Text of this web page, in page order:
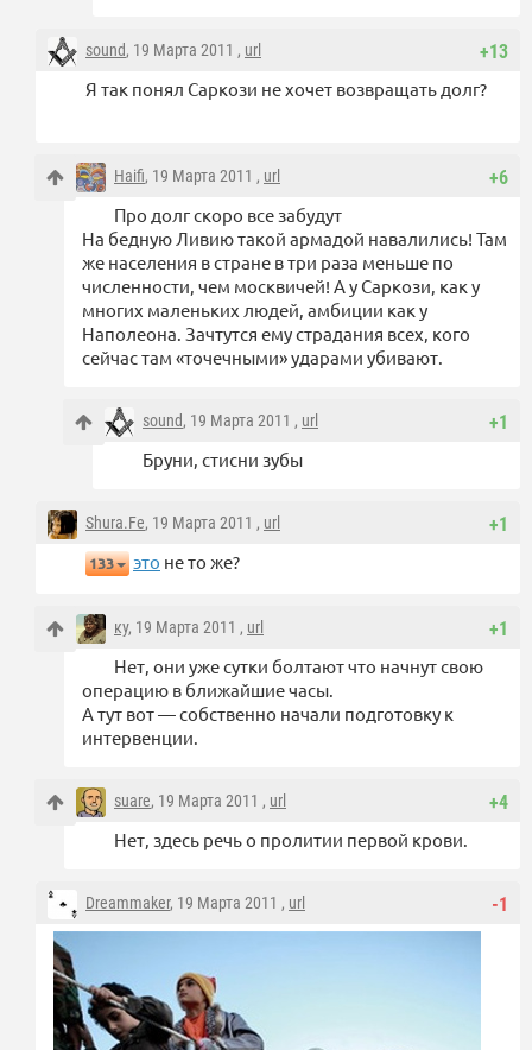
+13
sound, 19 Марта 2011 , url
Я так понял Саркози не хочет возвращать долг?
+6
Haifi, 19 Марта 2011 , url
Про долг скоро все забудут
На бедную Ливию такой армадой навалились! Там
же населения в стране в три раза меньше по
численности, чем москвичей! А у Саркози, как у
многих маленьких людей, амбиции как у
Наполеона. Зачтутся ему страдания всех, кого
сейчас там «точечными» ударами убивают.
+1
sound, 19 Марта 2011 , url
Бруни, стисни зубы
+1
Shura.Fe, 19 Марта 2011 , url
133 это не то же?
+1
ку, 19 Марта 2011 , url
Нет, они уже сутки болтают что начнут свою
операцию в ближайшие часы.
А тут вот — собственно начали подготовку к
интервенции.
+4
suare, 19 Марта 2011 , url
Нет, здесь речь о пролитии первой крови.
-1
Dreammaker, 19 Марта 2011 , url